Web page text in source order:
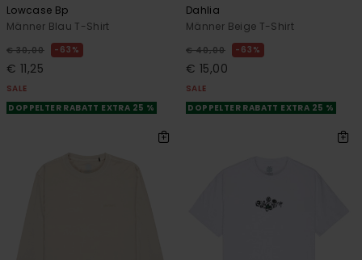
Lowcase Bp
Männer Blau T-Shirt
€ 30,00 63%
€ 11,25
SALE
DOPPELTER RABATT EXTRA 25 %
Dahlia
Männer Beige T-Shirt
€ 40,00 63%
€ 15,00
SALE
DOPPELTER RABATT EXTRA 25 %